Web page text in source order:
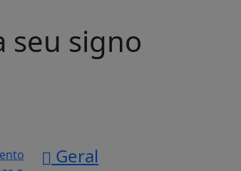
seu signo
Geral